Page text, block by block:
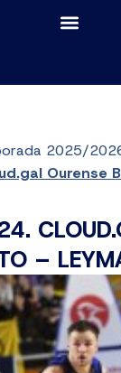
2025/
Ourense
–